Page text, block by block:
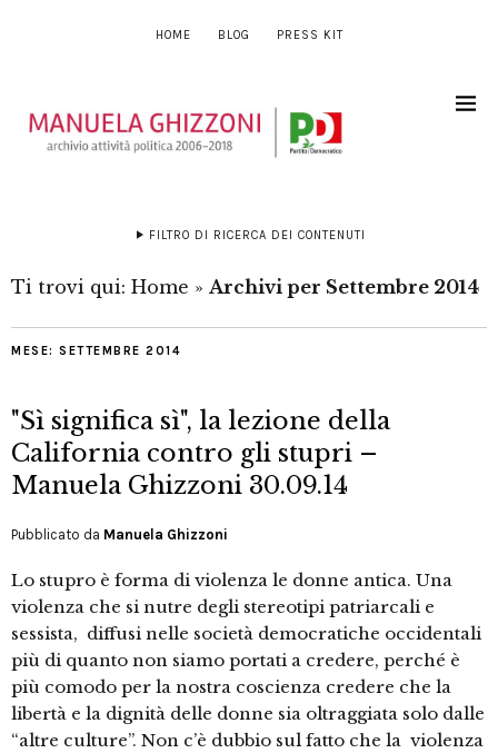
HOME BLOG PRESS KIT
FILTRO DI RICERCA DEI CONTENUTI
Ti trovi qui: Home » Archivi per Settembre 2014
MESE: SETTEMBRE 2014
"Sì significa sì", la lezione della
California contro gli stupri –
Manuela Ghizzoni 30.09.14
Pubblicato da Manuela Ghizzoni
Lo stupro è forma di violenza le donne antica. Una
violenza che si nutre degli stereotipi patriarcali e
sessista, diffusi nelle società democratiche occidentali
più di quanto non siamo portati a credere, perché è
più comodo per la nostra coscienza credere che la
libertà e la dignità delle donne sia oltraggiata solo dalle
“altre culture”. Non c’è dubbio sul fatto che la violenza